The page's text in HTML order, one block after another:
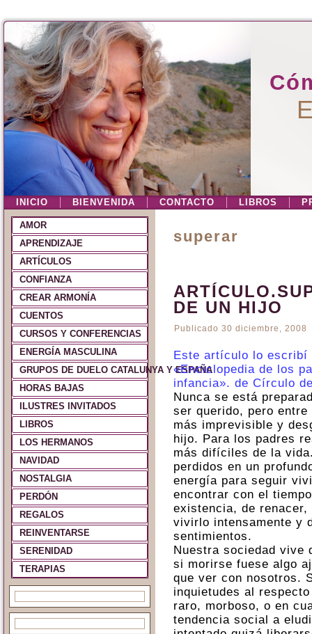
INICIO BIENVENIDA CONTACTO LIBROS
AMOR
APRENDIZAJE
ARTÍCULOS
CONFIANZA
CREAR ARMONÍA
CUENTOS
CURSOS Y CONFERENCIAS
ENERGÍA MASCULINA
GRUPOS DE DUELO CATALUNYA Y ESPAÑA
HORAS BAJAS
ILUSTRES INVITADOS
LIBROS
LOS HERMANOS
NAVIDAD
NOSTALGIA
PERDÓN
REGALOS
REINVENTARSE
SERENIDAD
TERAPIAS
superar
DE UN HIJO
Publicado 30 diciembre, 2008
Este artículo lo escribí
«Enciclopedia de los
infancia». de Círculo
Nunca se está
ser querido, pero
más imprevisible y
hijo. Para los padres
más difíciles de la
perdidos en un
energía para seguir
encontrar con el
existencia, de
vivirlo intensamente y
sentimientos.
Nuestra sociedad vive
si morirse fuese algo
que ver con nosotros.
inquietudes al
raro, morboso, o en
tendencia social a